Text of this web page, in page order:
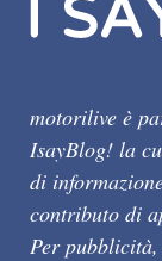
motorilive è
IsayBlog! la
di
contributo di
Per